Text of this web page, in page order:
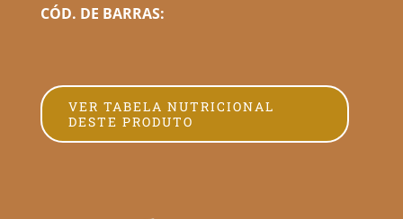
CÓD. DE BARRAS:
VER TABELA NUTRICIONAL
DESTE PRODUTO